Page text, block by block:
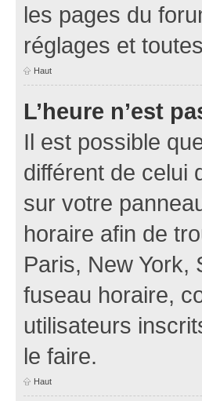
les pages du
réglages et
Haut
L’heure n’est
Il est possible
différent de celui
sur votre
horaire afin de
Paris, New York,
fuseau horaire,
utilisateurs
le faire.
Haut